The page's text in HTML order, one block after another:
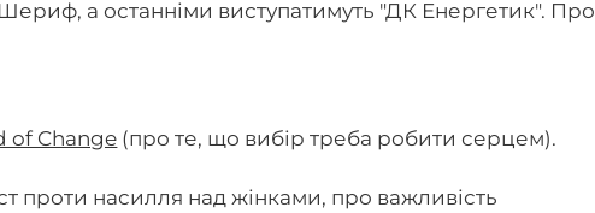
а останніми виступатимуть "ДК Енергетик". Про
of Change (про те, що вибір треба робити серцем).
проти насилля над жінками, про важливість